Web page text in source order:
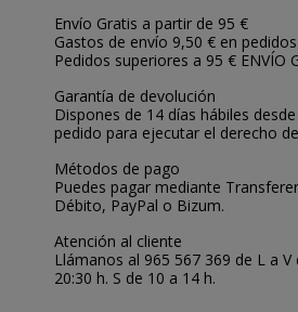
Envío Gratis a partir de 95 €
Gastos de envío 9,50 € en
Pedidos superiores a 95 € ENVÍO
Garantía de devolución
Dispones de 14 días hábiles
pedido para ejecutar el derecho
Métodos de pago
Puedes pagar mediante
Débito, PayPal o Bizum.
Atención al cliente
Llámanos al 965 567 369 de L a
20:30 h. S de 10 a 14 h.